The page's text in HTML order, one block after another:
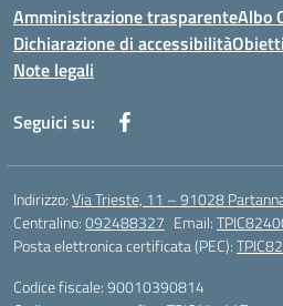
Amministrazione trasparenteAlbo
Dichiarazione di accessibilità
Note legali
Seguici su:
Indirizzo:Via Trieste, 11 – 91028
Centralino:092488327 Email:
Posta elettronica certificata (PEC):
Codice fiscale: 90010390814